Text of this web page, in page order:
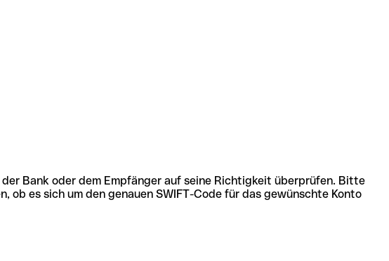
Bank oder dem Empfänger auf seine Richtigkeit überprüfen. Bitte
es sich um den genauen SWIFT-Code für das gewünschte Konto